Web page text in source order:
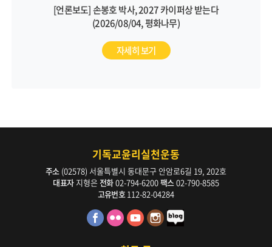
[언론보도] 손봉호 박사, 2027 카이퍼상 받는다
(2026/08/04, 평화나무)
자세히 보기
기독교윤리실천운동
주소 (02578) 서울특별시 동대문구 안암로6길 19, 202호
대표자지형은 전화02-794-6200팩스 02-790-8585
고유번호 112-82-04284